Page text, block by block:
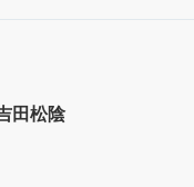
です。やらなければい
、育児や介護など、人
いけない責任がありま
人に言われたからや
やめる。自分の意志で
うか。
か。自分の行動を決め
田松陰